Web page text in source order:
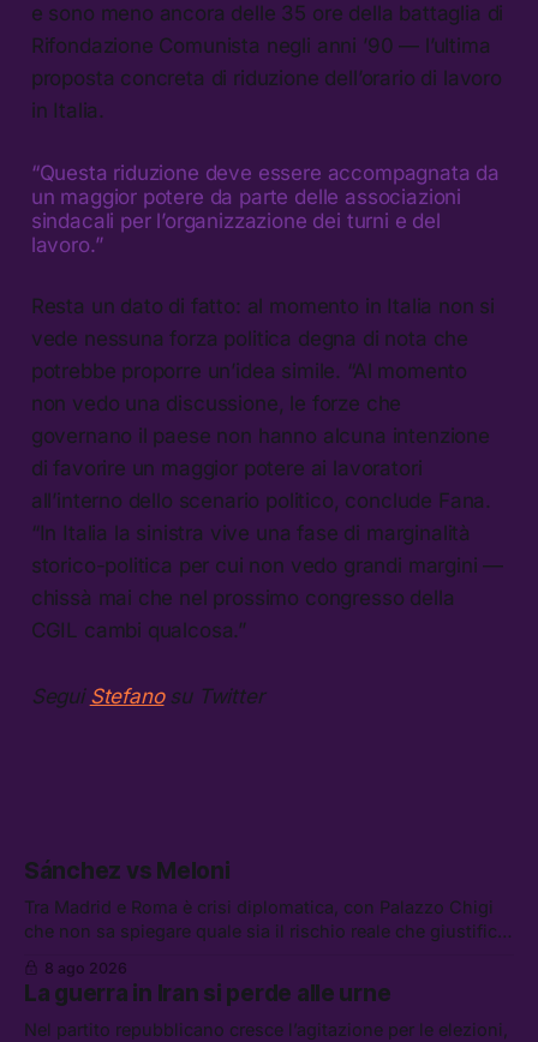
e sono meno ancora delle 35 ore della battaglia di
Rifondazione Comunista negli anni ’90 — l’ultima
proposta concreta di riduzione dell’orario di lavoro
in Italia.
“Questa riduzione deve essere accompagnata da
un maggior potere da parte delle associazioni
sindacali per l’organizzazione dei turni e del
lavoro.”
Resta un dato di fatto: al momento in Italia non si
vede nessuna forza politica degna di nota che
potrebbe proporre un’idea simile. “Al momento
non vedo una discussione, le forze che
governano il paese non hanno alcuna intenzione
di favorire un maggior potere ai lavoratori
all’interno dello scenario politico, conclude Fana.
“In Italia la sinistra vive una fase di marginalità
storico-politica per cui non vedo grandi margini —
chissà mai che nel prossimo congresso della
CGIL cambi qualcosa.”
Segui Stefanosu Twitter
Sánchez vs Meloni
Tra Madrid e Roma è crisi diplomatica, con Palazzo Chigi
che non sa spiegare quale sia il rischio reale che giustifica
di difesa tra Arabia Saudita, Pakistan e Turchia, la crisi del
carburante irregolare, e un altro caso di IA ribelle
8 ago 2026
La guerra in Iran si perde alle urne
Nel partito repubblicano cresce l’agitazione per le elezioni,